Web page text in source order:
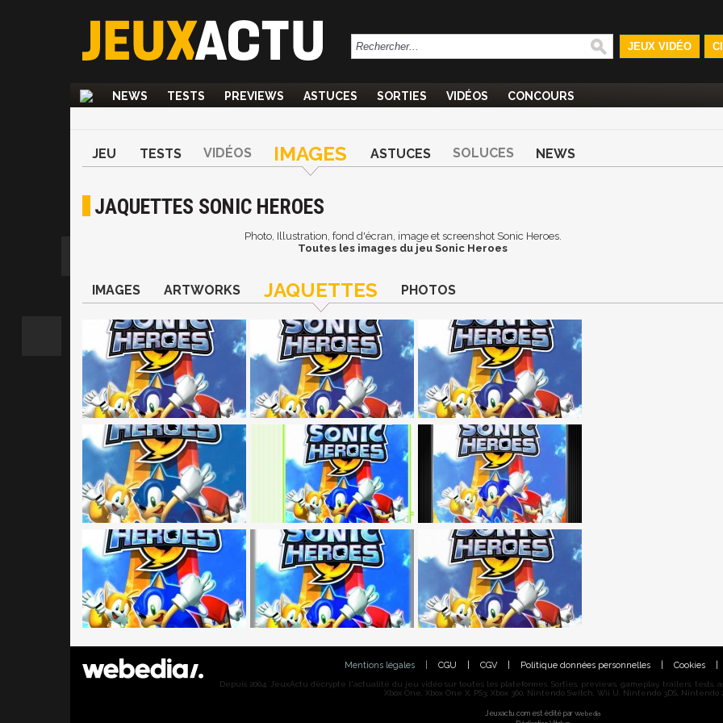
JEUX VIDÉO
NEWS TESTS PREVIEWS ASTUCES SORTIES VIDÉOS CONCOURS
JEU TESTS VIDÉOS IMAGES ASTUCES SOLUCES NEWS
JAQUETTES SONIC HEROES
Photo, Illustration, fond d'écran, image et screenshot Sonic Heroes.
Toutes les images du jeu Sonic Heroes
IMAGES ARTWORKS JAQUETTES PHOTOS
Mentions légales CGU CGV Politique données personnelles Cookies
Depuis 2004, JeuxActu décrypte l'actualité du jeu vidéo sur toutes les plateformes. Sorties, previews, gameplay, trailers, tests,
Xbox One, Xbox One X, PS3, Xbox 360, Nintendo Switch, Wii U, Nintendo 3DS, Nintendo
Jeuxactu.com est édité par Webedia